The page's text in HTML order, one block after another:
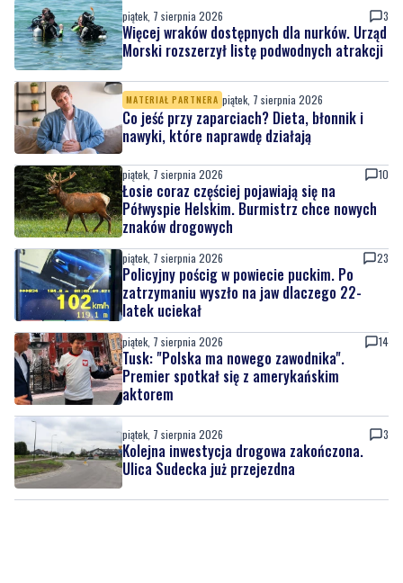
piątek, 7 sierpnia 2026 3
Więcej wraków dostępnych dla nurków. Urząd
Morski rozszerzył listę podwodnych atrakcji
MATERIAŁ PARTNERA piątek, 7 sierpnia 2026
Co jeść przy zaparciach? Dieta, błonnik i
nawyki, które naprawdę działają
piątek, 7 sierpnia 2026 10
Łosie coraz częściej pojawiają się na
Półwyspie Helskim. Burmistrz chce nowych
znaków drogowych
piątek, 7 sierpnia 2026 23
Policyjny pościg w powiecie puckim. Po
zatrzymaniu wyszło na jaw dlaczego 22-
latek uciekał
piątek, 7 sierpnia 2026 14
Tusk: "Polska ma nowego zawodnika".
Premier spotkał się z amerykańskim
aktorem
piątek, 7 sierpnia 2026 3
Kolejna inwestycja drogowa zakończona.
Ulica Sudecka już przejezdna